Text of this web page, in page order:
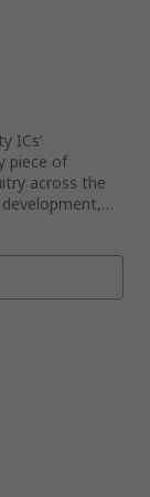
ICs’
piece of
across the
an extensive
from
impedance
load to
also be
control
bus.